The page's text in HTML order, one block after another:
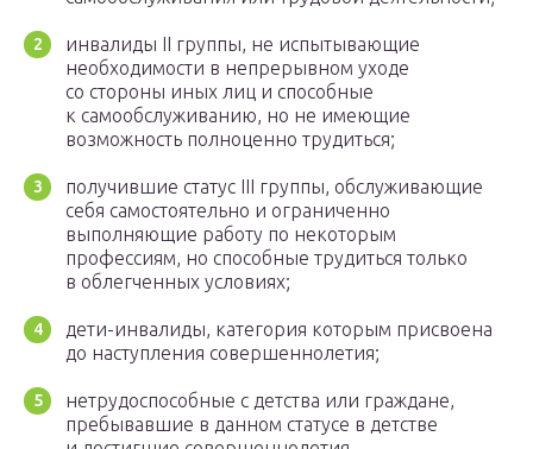
инвалиды II группы, не испытывающие
необходимости в непрерывном уходе
со стороны иных лиц и способные
к самообслуживанию, но не имеющие
возможность полноценно трудиться;
получившие статус III группы, обслуживающие
себя самостоятельно и ограниченно
выполняющие работу по некоторым
профессиям, но способные трудиться только
в облегченных условиях;
дети-инвалиды, категория которым присвоена
до наступления совершеннолетия;
нетрудоспособные с детства или граждане,
пребывавшие в данном статусе в детстве